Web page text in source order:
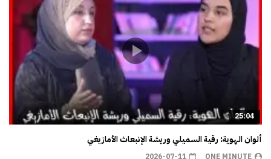
25:04
ألوان الهوية: رقية السميلي وريشة الإنبعاث الأمازيغي
ONE MINUTE
2026-07-11